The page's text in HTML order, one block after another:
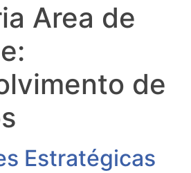
Area de
de
Estratégicas